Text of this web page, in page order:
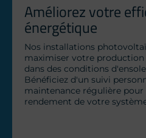
Améliorez votre
énergétique
Nos installations
maximiser votre
dans des conditions
Bénéficiez d'un suivi
maintenance régulière pour
rendement de votre